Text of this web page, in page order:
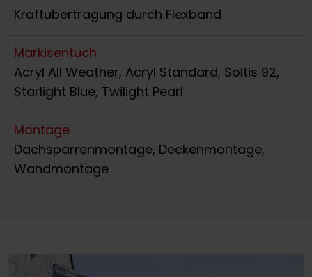
Kraftübertragung durch Flexband
Markisentuch
Acryl All Weather, Acryl Standard, Soltis 92,
Starlight Blue, Twilight Pearl
Montage
Dachsparrenmontage, Deckenmontage,
Wandmontage